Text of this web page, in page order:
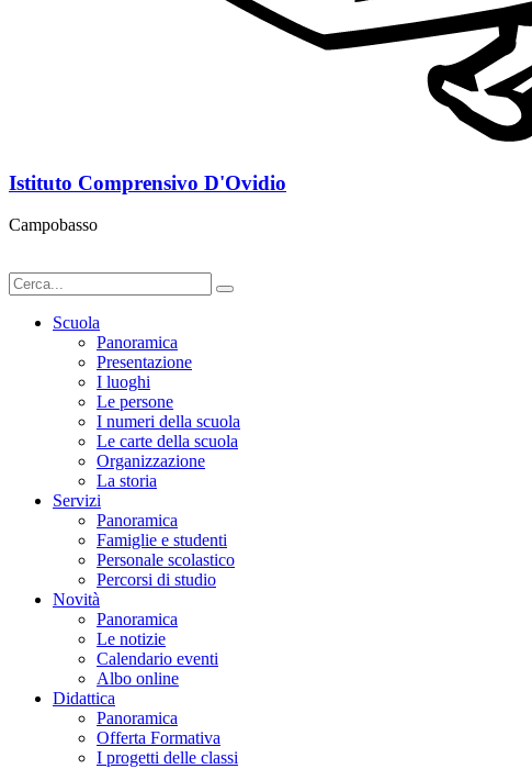
Istituto Comprensivo D'Ovidio
Campobasso
Scuola
Panoramica
Presentazione
I luoghi
Le persone
I numeri della scuola
Le carte della scuola
Organizzazione
La storia
Servizi
Panoramica
Famiglie e studenti
Personale scolastico
Percorsi di studio
Novità
Panoramica
Le notizie
Calendario eventi
Albo online
Didattica
Panoramica
Offerta Formativa
I progetti delle classi